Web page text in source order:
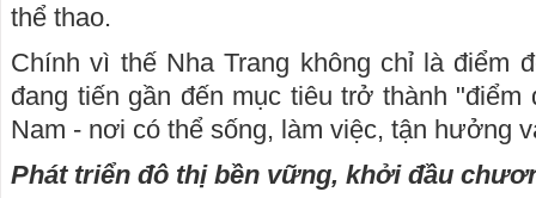
thể thao.
Chính vì thế Nha Trang không chỉ là điểm
đang tiến gần đến mục tiêu trở thành "điểm
Nam - nơi có thể sống, làm việc, tận hưởng
Phát triển đô thị bền vững, khởi đầu